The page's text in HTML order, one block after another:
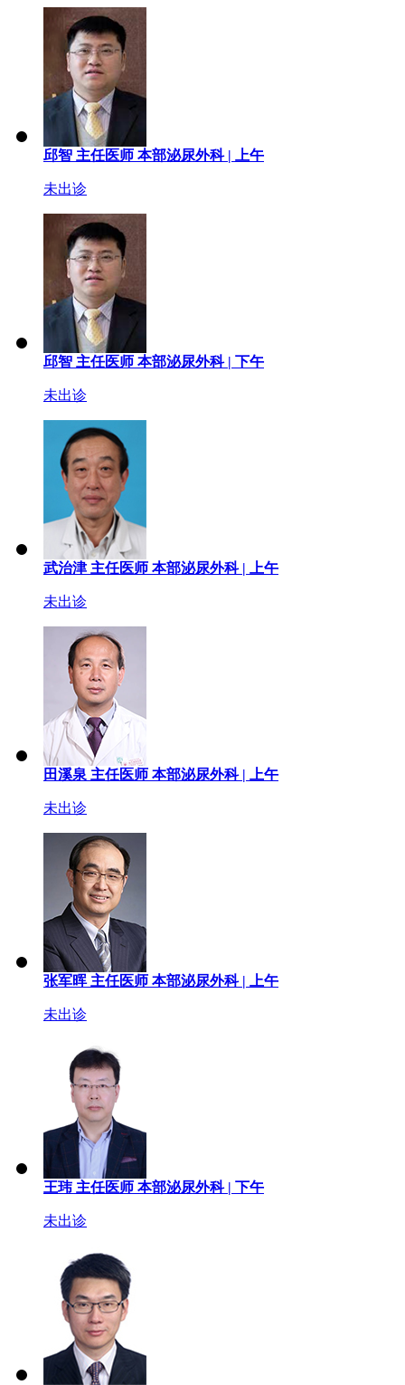
邱智 主任医师 本部泌尿外科 | 上午
未出诊
邱智 主任医师 本部泌尿外科 | 下午
未出诊
武治津 主任医师 本部泌尿外科 | 上午
未出诊
田溪泉 主任医师 本部泌尿外科 | 上午
未出诊
张军晖 主任医师 本部泌尿外科 | 上午
未出诊
王玮 主任医师 本部泌尿外科 | 下午
未出诊